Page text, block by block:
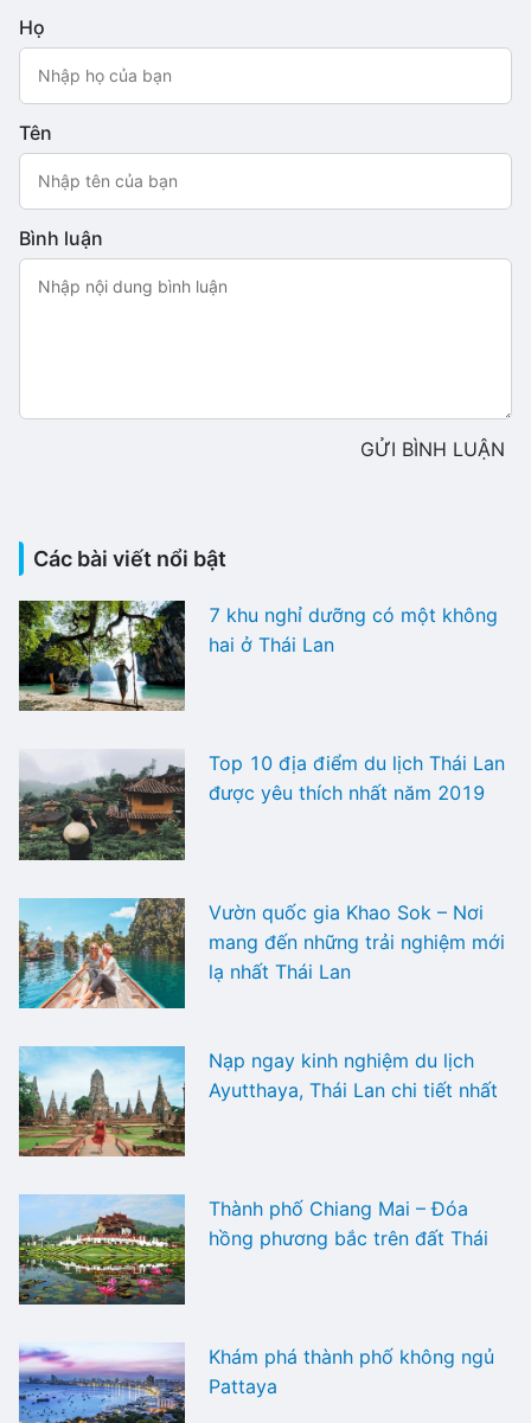
Họ
Tên
Bình luận
GỬI BÌNH LUẬN
Các bài viết nổi bật
7 khu nghỉ dưỡng có một không
hai ở Thái Lan
Top 10 địa điểm du lịch Thái Lan
được yêu thích nhất năm 2019
Vườn quốc gia Khao Sok – Nơi
mang đến những trải nghiệm mới
lạ nhất Thái Lan
Nạp ngay kinh nghiệm du lịch
Ayutthaya, Thái Lan chi tiết nhất
Thành phố Chiang Mai – Đóa
hồng phương bắc trên đất Thái
Khám phá thành phố không ngủ
Pattaya